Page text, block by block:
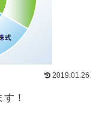
2019.01.26
！